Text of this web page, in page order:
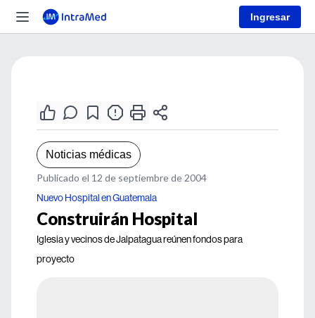
Ingresar
Noticias médicas
Publicado el 12 de septiembre de 2004
Nuevo Hospital en Guatemala
Construirán Hospital
Iglesia y vecinos de Jalpatagua reúnen fondos para
proyecto